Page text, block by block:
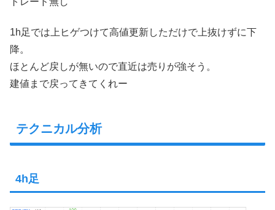
1h足では上ヒゲつけて高値更新しただけで上抜けずに下
降。
ほとんど戻しが無いので直近は売りが強そう。
建値まで戻ってきてくれー
テクニカル分析
4h足